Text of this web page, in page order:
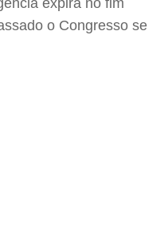
expira no fim
o Congresso se